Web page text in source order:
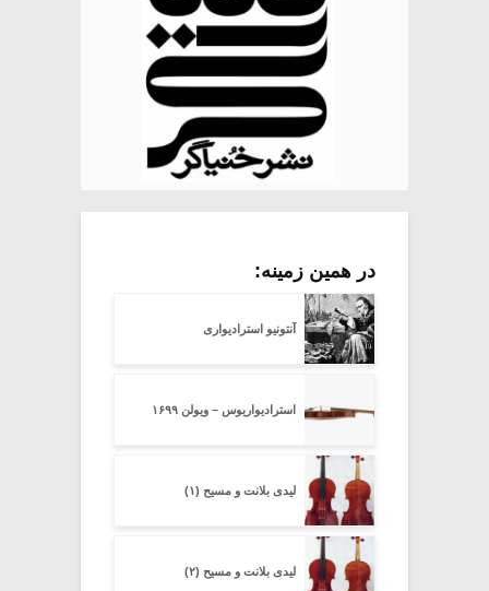
در همین زمینه:
آنتونیو استرادیواری
استرادیواریوس – ویولن ۱۶۹۹
لیدی بلانت و مسیح (۱)
لیدی بلانت و مسیح (۲)